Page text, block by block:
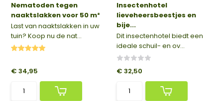
Nematoden tegen
naaktslakken voor 50 m²
Last van naaktslakken in uw
tuin? Koop nu de nat...
€ 34,95
Insectenhotel
lieveheersbeestjes en
bije...
Dit insectenhotel biedt een
ideale schuil- en ov...
€ 32,50